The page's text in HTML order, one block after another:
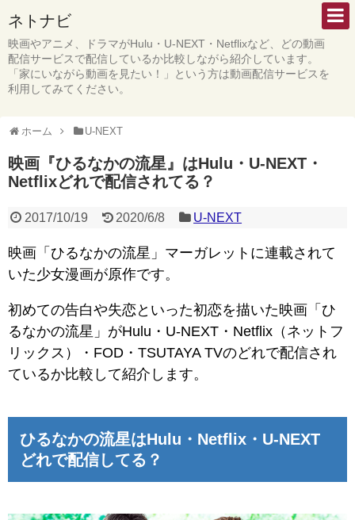
ネトナビ
映画やアニメ、ドラマがHulu・U-NEXT・Netflixなど、どの動画
配信サービスで配信しているか比較しながら紹介しています。
「家にいながら動画を見たい！」という方は動画配信サービスを
利用してみてください。
ホーム U-NEXT
映画『ひるなかの流星』はHulu・U-NEXT・
Netflixどれで配信されてる？
2017/10/19 2020/6/8 U-NEXT
映画「ひるなかの流星」マーガレットに連載されて
いた少女漫画が原作です。
初めての告白や失恋といった初恋を描いた映画「ひ
るなかの流星」がHulu・U-NEXT・Netflix（ネットフ
リックス）・FOD・TSUTAYA TVのどれで配信され
ているか比較して紹介します。
ひるなかの流星はHulu・Netflix・U-NEXT
どれで配信してる？